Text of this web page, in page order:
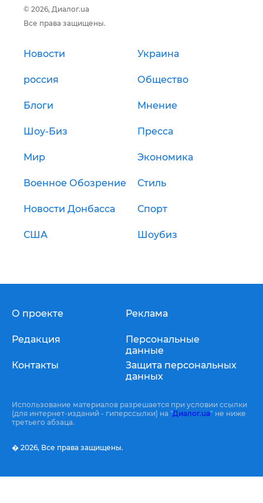
© 2026, Диалог.ua
Все права защищены.
Новости Украина
россия Общество
Блоги Мнение
Шоу-Биз Пресса
Мир Экономика
Военное Обозрение Стиль
Новости Донбасса Спорт
США Шоубиз
О проекте
Редакция
Контакты
Реклама
Персональные
данные
Защита персональных
данных
Использование материалов разрешается при условии ссылки
(для интернет-изданий - гиперссылки) на "Диалог.ua" не ниже
третьего абзаца.
� 2026, Все права защищены.